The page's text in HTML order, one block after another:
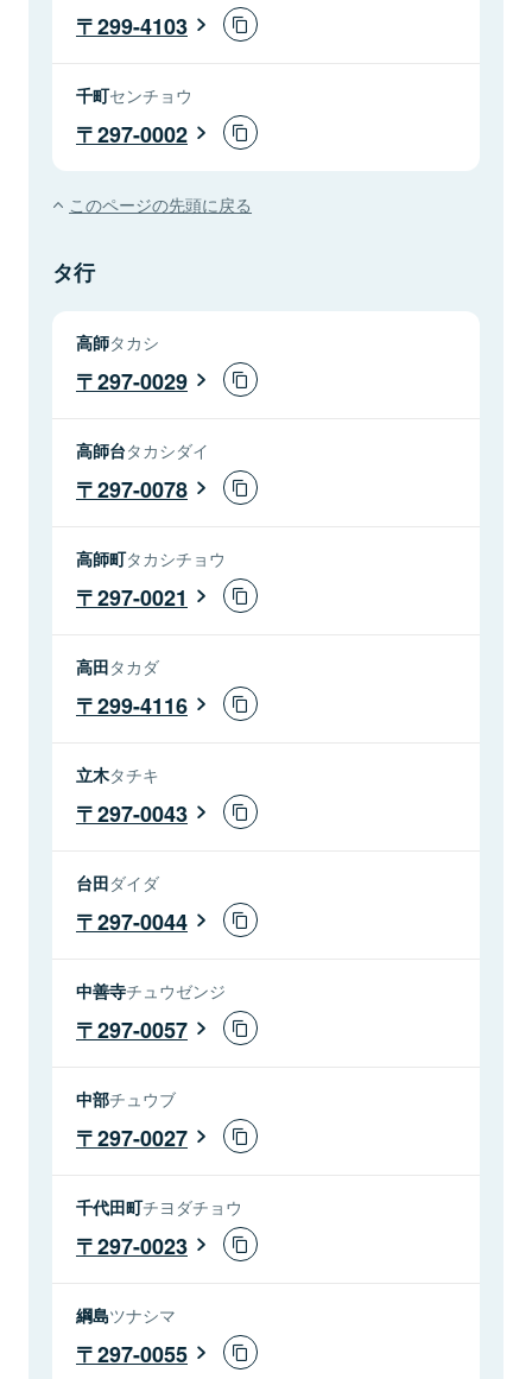
299-4103
千町センチョウ
297-0002
このページの先頭に戻る
タ行
高師タカシ
297-0029
高師台タカシダイ
297-0078
高師町タカシチョウ
297-0021
高田タカダ
299-4116
立木タチキ
297-0043
台田ダイダ
297-0044
中善寺チュウゼンジ
297-0057
中部チュウブ
297-0027
千代田町チヨダチョウ
297-0023
綱島ツナシマ
297-0055